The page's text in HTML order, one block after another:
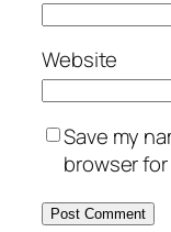
Website
Save my
browser